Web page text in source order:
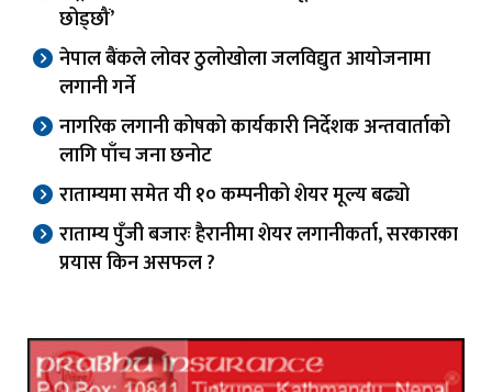
छोड्छौं’
नेपाल बैंकले लोवर ठुलोखोला जलविद्युत आयोजनामा
लगानी गर्ने
नागरिक लगानी कोषको कार्यकारी निर्देशक अन्तवार्ताको
लागि पाँच जना छनोट
राताम्यमा समेत यी १० कम्पनीको शेयर मूल्य बढ्यो
राताम्य पुँजी बजारः हैरानीमा शेयर लगानीकर्ता, सरकारका
प्रयास किन असफल ?